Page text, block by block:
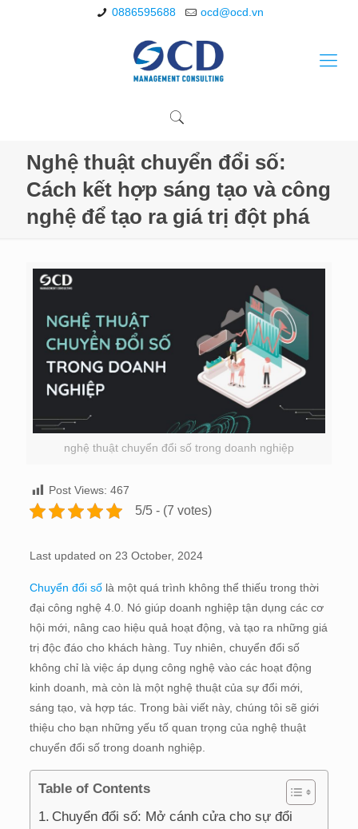
0886595688 ocd@ocd.vn
Nghệ thuật chuyển đổi số:
Cách kết hợp sáng tạo và công
nghệ để tạo ra giá trị đột phá
nghệ thuật chuyển đổi số trong doanh nghiệp
Post Views: 467
5/5 - (7 votes)
Last updated on 23 October, 2024
Chuyển đổi sốlà một quá trình không thể thiếu trong thời
đại công nghệ 4.0. Nó giúp doanh nghiệp tận dụng các cơ
hội mới, nâng cao hiệu quả hoạt động, và tạo ra những giá
trị độc đáo cho khách hàng. Tuy nhiên, chuyển đổi số
không chỉ là việc áp dụng công nghệ vào các hoạt động
kinh doanh, mà còn là một nghệ thuật của sự đổi mới,
sáng tạo, và hợp tác. Trong bài viết này, chúng tôi sẽ giới
thiệu cho bạn những yếu tố quan trọng của nghệ thuật
chuyển đổi số trong doanh nghiệp.
Table of Contents
Chuyển đổi số: Mở cánh cửa cho sự đổi